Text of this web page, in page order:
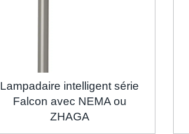
Lampadaire intelligent série
Falcon avec NEMA ou
ZHAGA